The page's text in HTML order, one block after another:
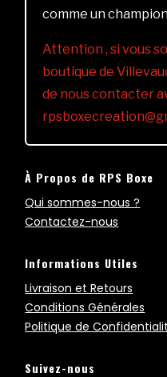
comme un
Attention , si vous
boutique de
de nous contacter
À Propos de RPS Boxe
Qui sommes-nous ?
Contactez-nous
Informations Utiles
Livraison et Retours
Conditions Générales
Politique de
Suivez-nous